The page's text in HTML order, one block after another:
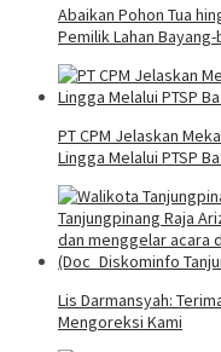
Abaikan Pohon Tua
Pemilik Lahan
PT CPM Jelaskan
Lingga Melalui PTSP
Lis Darmansyah:
Mengoreksi Kami